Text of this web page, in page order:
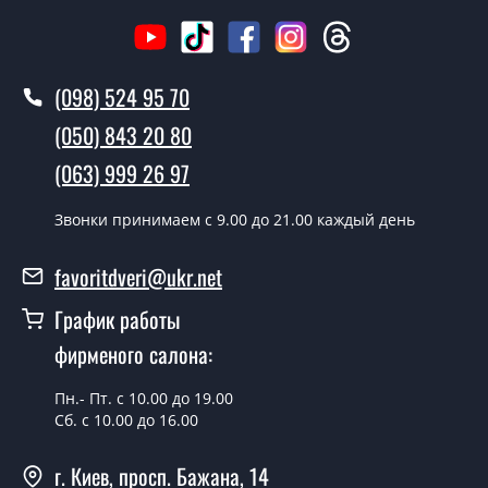
Как быстро можете установить двери
Грета?
условии наличия их на складе, либо на следующий
день.
Можно на сегодня вызвать
У вас есть в наличии готовые
уличные двери?
Да, мы имеем большой ассортимент готовых уличных
Какая стоимость самых дешевых
(098) 524 95 70
(050) 843 20 80
(063) 999 26 97
Звонки принимаем c 9.00 до 21.00 каждый день
favoritdveri@ukr.net
График работы
фирменого салона:
Пн.- Пт. с 10.00 до 19.00
Сб. с 10.00 до 16.00
г. Киев, просп. Бажана, 14